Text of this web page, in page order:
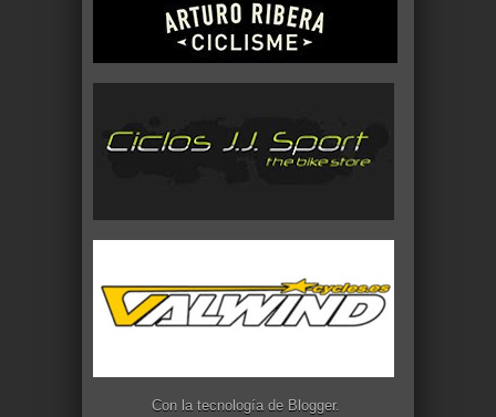
Con la tecnología de Blogger.